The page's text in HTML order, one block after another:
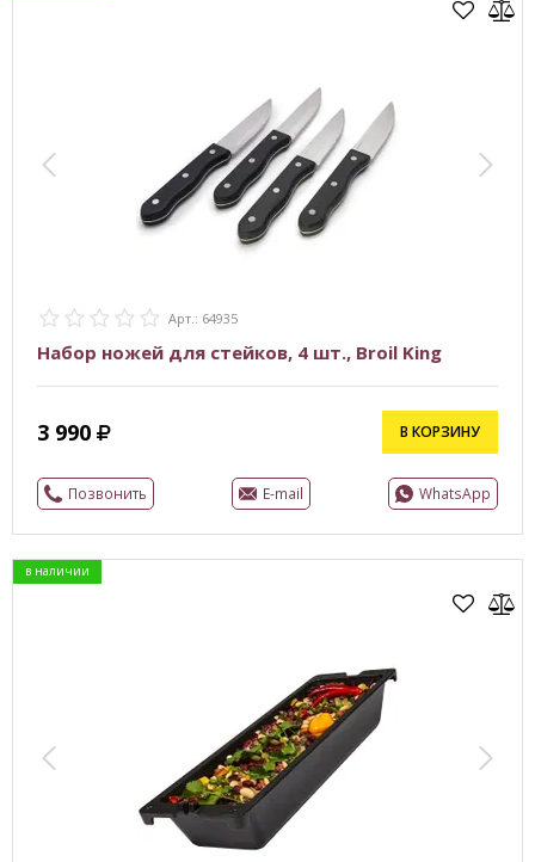
Арт.: 64935
Набор ножей для стейков, 4 шт., Broil King
3 990 В КОРЗИНУ
Позвонить E-mail WhatsApp
в наличии